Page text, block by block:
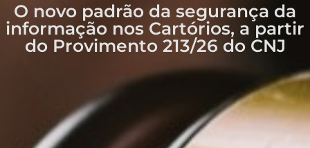
O novo padrão da segurança da
informação nos Cartórios, a partir
do Provimento 213/26 do CNJ